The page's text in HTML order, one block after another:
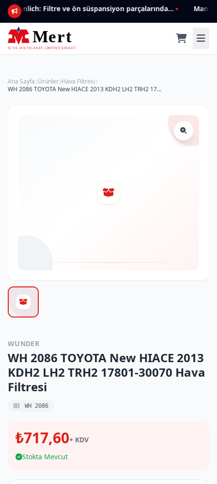
Mannlich: Filtre ve ön süspansiyon parçalarında genişleyen ürün yelpazesiyle kalite ve güven.
Ana Sayfa Ürünler Hava Filtresi
WH 2086 TOYOTA New HIACE 2013 KDH2 LH2 TRH2 17801-30070 Hava Filtresi
WUNDER
WH 2086 TOYOTA New HIACE 2013
KDH2 LH2 TRH2 17801-30070 Hava
Filtresi
WH 2086
₺717,60+ KDV
Stokta Mevcut